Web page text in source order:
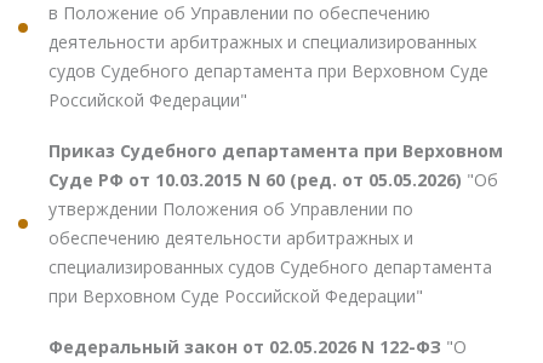
в Положение об Управлении по обеспечению
деятельности арбитражных и специализированных
судов Судебного департамента при Верховном Суде
Российской Федерации"
Приказ Судебного департамента при Верховном
Суде РФ от 10.03.2015 N 60 (ред. от 05.05.2026) "Об
утверждении Положения об Управлении по
обеспечению деятельности арбитражных и
специализированных судов Судебного департамента
при Верховном Суде Российской Федерации"
Федеральный закон от 02.05.2026 N 122-ФЗ "О